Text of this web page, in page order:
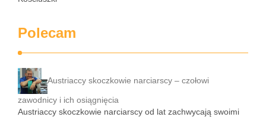
Polecam
Austriaccy skoczkowie narciarscy – czołowi
zawodnicy i ich osiągnięcia
Austriaccy skoczkowie narciarscy od lat zachwycają swoimi